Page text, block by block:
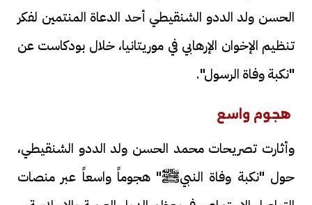
الحسن ولد الددو الشنقيطي أحد الدعاة المنتمين لفكر
تنظيم الإخوان الإرهابي في موريتانيا، خلال بودكاست عن
"نكبة وفاة الرسول".
هجوم واسع
وأثارت تصريحات محمد الحسن ولد الددو الشنقيطي،
حول "نكبة وفاة النبيﷺ" هجوماً واسعاً عبر منصات